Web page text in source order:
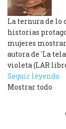
La ternura de lo
historias
mujeres
autora de 'La
violeta (LAR
Seguir leyendo
Mostrar todo